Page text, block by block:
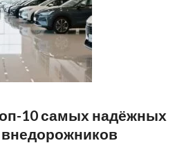
10 самых надёжных